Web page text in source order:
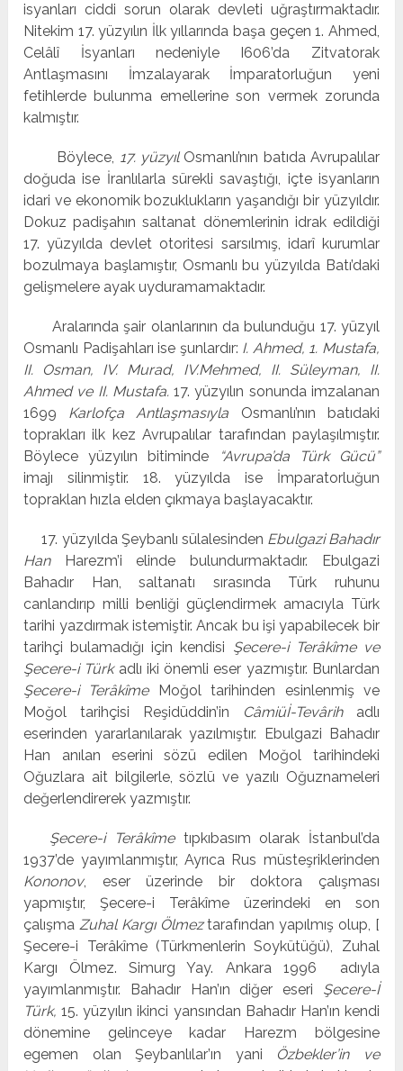
isyanları ciddi sorun olarak devleti uğraştırmaktadır.
Nitekim 17. yüzyılın İlk yıllarında başa geçen 1. Ahmed,
Celâlî İsyanları nedeniyle I606’da Zitvatorak
Antlaşmasını İmzalayarak İmparatorluğun yeni
fetihlerde bulunma emellerine son vermek zorunda
kalmıştır.
Böylece, 17. yüzyılOsmanlı’nın batıda Avrupalılar
doğuda ise İranlılarla sürekli savaştığı, içte isyanların
idari ve ekonomik bozuklukların yaşandığı bir yüzyıldır.
Dokuz padişahın saltanat dönemlerinin idrak edildiği
17. yüzyılda devlet otoritesi sarsılmış, idarî kurumlar
bozulmaya başlamıştır, Osmanlı bu yüzyılda Batı’daki
gelişmelere ayak uyduramamaktadır.
Aralarında şair olanlarının da bulunduğu 17. yüzyıl
Osmanlı Padişahları ise şunlardır: I. Ahmed, 1. Mustafa,
II. Osman, IV. Murad, IV.Mehmed, II. Süleyman, II.
Ahmed ve II. Mustafa.17. yüzyılın sonunda imzalanan
1699 Karlofça Antlaşmasıyla Osmanlı’nın batıdaki
toprakları ilk kez Avrupalılar tarafından paylaşılmıştır.
Böylece yüzyılın bitiminde
“Avrupa’da Türk Gücü”
imajı silinmiştir. 18. yüzyılda ise İmparatorluğun
topraklan hızla elden çıkmaya başlayacaktır.
17. yüzyılda Şeybanlı sülalesinden Ebulgazi Bahadır
HanHarezm’i elinde bulundurmaktadır. Ebulgazi
Bahadır Han, saltanatı sırasında Türk ruhunu
canlandırıp milli benliği güçlendirmek amacıyla Türk
tarihi yazdırmak istemiştir. Ancak bu işi yapabilecek bir
tarihçi bulamadığı için kendisi Şecere-i Terâkîme ve
Şecere-i Türkadlı iki önemli eser yazmıştır. Bunlardan
Şecere-i TerâkîmeMoğol tarihinden esinlenmiş ve
Moğol tarihçisi Reşidüddin’in
Câmiüİ-Tevârihadlı
eserinden yararlanılarak yazılmıştır. Ebulgazi Bahadır
Han anılan eserini sözü edilen Moğol tarihindeki
Oğuzlara ait bilgilerle, sözlü ve yazılı Oğuznameleri
değerlendirerek yazmıştır.
Şecere-i Terâkîmetıpkıbasım olarak İstanbul’da
1937’de yayımlanmıştır, Ayrıca Rus müsteşriklerinden
Kononov, eser üzerinde bir doktora çalışması
yapmıştır, Şecere-i Terâkîme üzerindeki en son
çalışma Zuhal Kargı Ölmeztarafından yapılmış olup, [
Şecere-i Terâkîme (Türkmenlerin Soykütüğü), Zuhal
Kargı Ölmez. Simurg Yay. Ankara 1996 adıyla
yayımlanmıştır. Bahadır Han’ın diğer eseri Şecere-İ
Türk, 15. yüzyılın ikinci yansından Bahadır Han’ın kendi
dönemine gelinceye kadar Harezm bölgesine
egemen olan Şeybanlılar’ın yani Özbekler’in ve